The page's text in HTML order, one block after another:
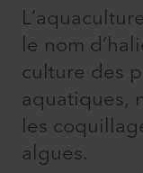
le nom
culture des
aquatiques,
les
algues.